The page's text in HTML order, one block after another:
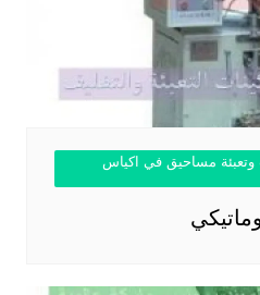
وتعبئة مساحيق في اكياس